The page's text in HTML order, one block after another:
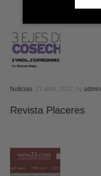
Noticias 27 abril, 2017, by admin
Revista Placeres